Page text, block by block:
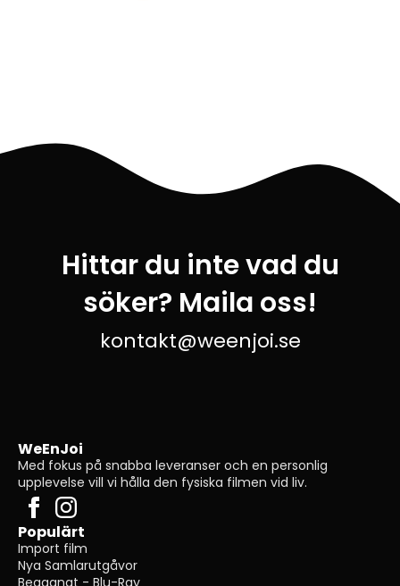
Hittar du inte vad du
söker? Maila oss!
kontakt@weenjoi.se
WeEnJoi
Med fokus på snabba leveranser och en personlig
upplevelse vill vi hålla den fysiska filmen vid liv.
Populärt
Import film
Nya Samlarutgåvor
Begagnat - Blu-Ray